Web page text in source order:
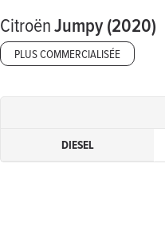
CitroënJumpy (2020)
PLUS COMMERCIALISÉE
DIESEL